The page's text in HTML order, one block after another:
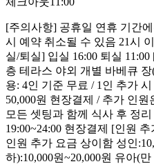
[주의사항] 공휴일 연휴 기간
시 예약 취소될 수 있음 21시
실/퇴실] 입실 16:00 퇴실
층 테라스 야외 개별 바베큐
용: 4인 기준 무료 / 1인 추가
50,000원 현장결제 / 추가 인
모든 셋팅과 함께 식사 후 정
19:00~24:00 현장결제 [인원
인원 추가 요금 상이함 성인
하):10,000원~20,000원 유아(